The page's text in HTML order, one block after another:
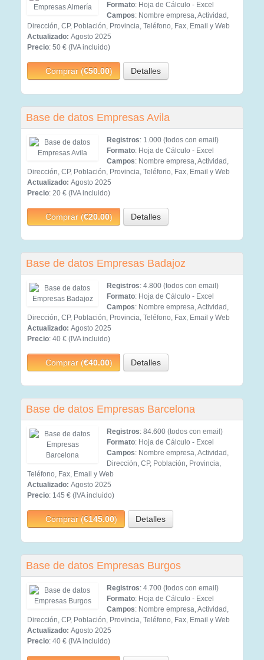
Formato: Hoja de Cálculo - Excel
Campos: Nombre empresa, Actividad,
Dirección, CP, Población, Provincia, Teléfono, Fax, Email y Web
Actualizado: Agosto 2025
Precio: 50 € (IVA incluido)
Comprar (€50.00) Detalles
Base de datos Empresas Avila
Registros: 1.000 (todos con email)
Formato: Hoja de Cálculo - Excel
Campos: Nombre empresa, Actividad,
Dirección, CP, Población, Provincia, Teléfono, Fax, Email y Web
Actualizado: Agosto 2025
Precio: 20 € (IVA incluido)
Comprar (€20.00) Detalles
Base de datos Empresas Badajoz
Registros: 4.800 (todos con email)
Formato: Hoja de Cálculo - Excel
Campos: Nombre empresa, Actividad,
Dirección, CP, Población, Provincia, Teléfono, Fax, Email y Web
Actualizado: Agosto 2025
Precio: 40 € (IVA incluido)
Comprar (€40.00) Detalles
Base de datos Empresas Barcelona
Registros: 84.600 (todos con email)
Formato: Hoja de Cálculo - Excel
Campos: Nombre empresa, Actividad,
Dirección, CP, Población, Provincia,
Teléfono, Fax, Email y Web
Actualizado: Agosto 2025
Precio: 145 € (IVA incluido)
Comprar (€145.00) Detalles
Base de datos Empresas Burgos
Registros: 4.700 (todos con email)
Formato: Hoja de Cálculo - Excel
Campos: Nombre empresa, Actividad,
Dirección, CP, Población, Provincia, Teléfono, Fax, Email y Web
Actualizado: Agosto 2025
Precio: 40 € (IVA incluido)